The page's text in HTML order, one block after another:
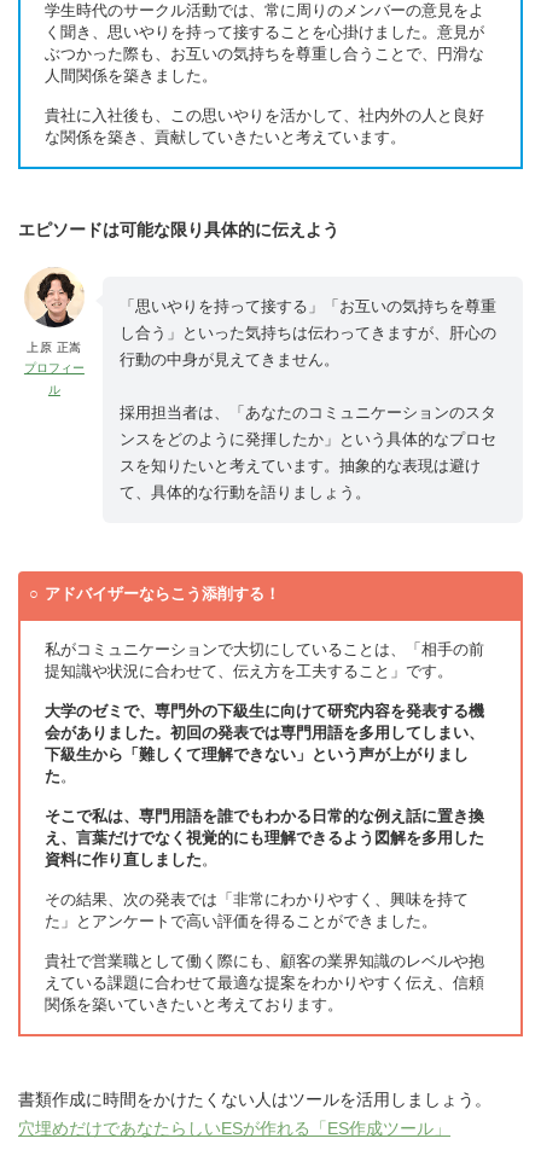
学生時代のサークル活動では、常に周りのメンバーの意見をよ
く聞き、思いやりを持って接することを心掛けました。意見が
ぶつかった際も、お互いの気持ちを尊重し合うことで、円滑な
人間関係を築きました。
貴社に入社後も、この思いやりを活かして、社内外の人と良好
な関係を築き、貢献していきたいと考えています。
エピソードは可能な限り具体的に伝えよう
上原 正嵩
プロフィー
ル
「思いやりを持って接する」「お互いの気持ちを尊重
し合う」といった気持ちは伝わってきますが、肝心の
行動の中身が見えてきません。
採用担当者は、「あなたのコミュニケーションのスタ
ンスをどのように発揮したか」という具体的なプロセ
スを知りたいと考えています。抽象的な表現は避け
て、具体的な行動を語りましょう。
アドバイザーならこう添削する！
私がコミュニケーションで大切にしていることは、「相手の前
提知識や状況に合わせて、伝え方を工夫すること」です。
大学のゼミで、専門外の下級生に向けて研究内容を発表する機
会がありました。初回の発表では専門用語を多用してしまい、
下級生から「難しくて理解できない」という声が上がりまし
た 。
そこで私は、専門用語を誰でもわかる日常的な例え話に置き換
え、言葉だけでなく視覚的にも理解できるよう図解を多用した
資料に作り直しました 。
その結果、次の発表では「非常にわかりやすく、興味を持て
た」とアンケートで高い評価を得ることができました。
貴社で営業職として働く際にも、顧客の業界知識のレベルや抱
えている課題に合わせて最適な提案をわかりやすく伝え、信頼
関係を築いていきたいと考えております。
書類作成に時間をかけたくない人はツールを活用しましょう。
穴埋めだけであなたらしいESが作れる「ES作成ツール」